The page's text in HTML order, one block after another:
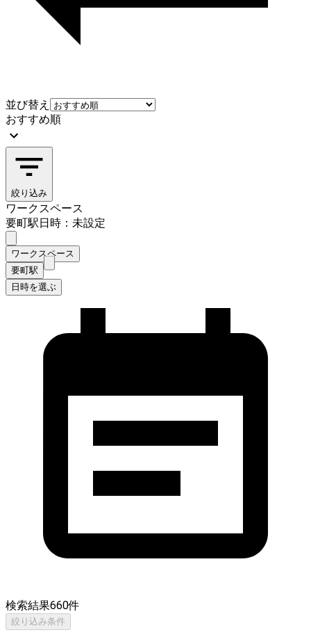
並び替え
おすすめ順
絞り込み
ワークスペース
要町駅日時：未設定
ワークスペース
要町駅
日時を選ぶ
検索結果660件
絞り込み条件